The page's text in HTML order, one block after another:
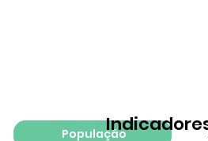
População